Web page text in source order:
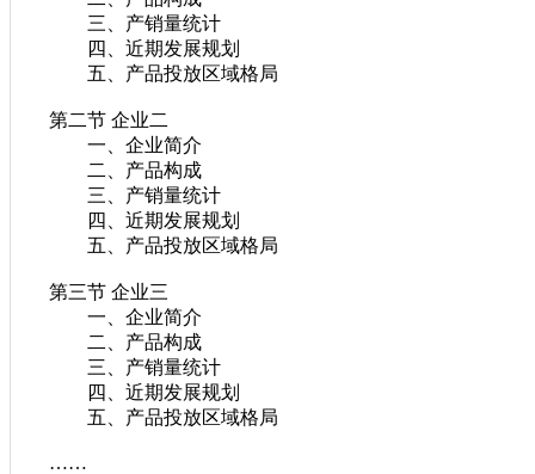
三、产销量统计
四、近期发展规划
五、产品投放区域格局
第二节 企业二
一、企业简介
二、产品构成
三、产销量统计
四、近期发展规划
五、产品投放区域格局
第三节 企业三
一、企业简介
二、产品构成
三、产销量统计
四、近期发展规划
五、产品投放区域格局
……